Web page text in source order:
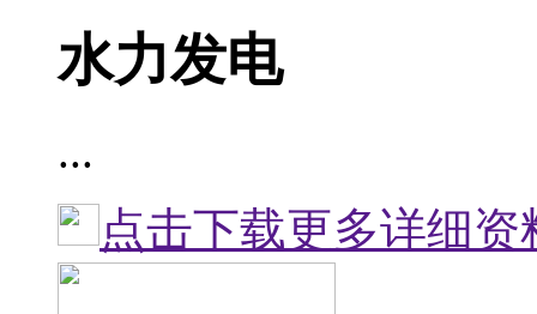
水力发电
...
点击下载更多详细资